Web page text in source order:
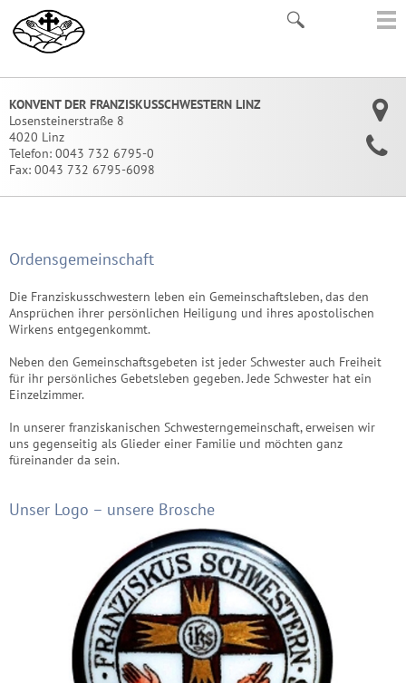
KONVENT DER FRANZISKUSSCHWESTERN LINZ
Losensteinerstraße 8
4020 Linz
Telefon: 0043 732 6795-0
Fax: 0043 732 6795-6098
Ordensgemeinschaft
Die Franziskusschwestern leben ein Gemeinschaftsleben, das den
Ansprüchen ihrer persönlichen Heiligung und ihres apostolischen
Wirkens entgegenkommt.
Neben den Gemeinschaftsgebeten ist jeder Schwester auch Freiheit
für ihr persönliches Gebetsleben gegeben. Jede Schwester hat ein
Einzelzimmer.
In unserer franziskanischen Schwesterngemeinschaft, erweisen wir
uns gegenseitig als Glieder einer Familie und möchten ganz
füreinander da sein.
Unser Logo – unsere Brosche